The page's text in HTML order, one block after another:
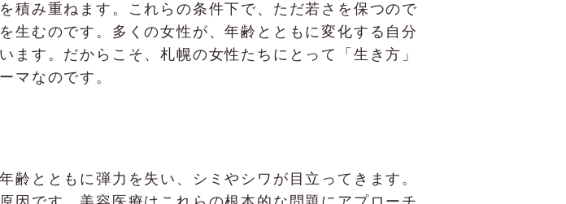
積み重ねます。これらの条件下で、ただ若さを保つので
生むのです。多くの女性が、年齢とともに変化する自分
す。だからこそ、札幌の女性たちにとって「生き方」
マなのです。
とともに弾力を失い、シミやシワが目立ってきます。